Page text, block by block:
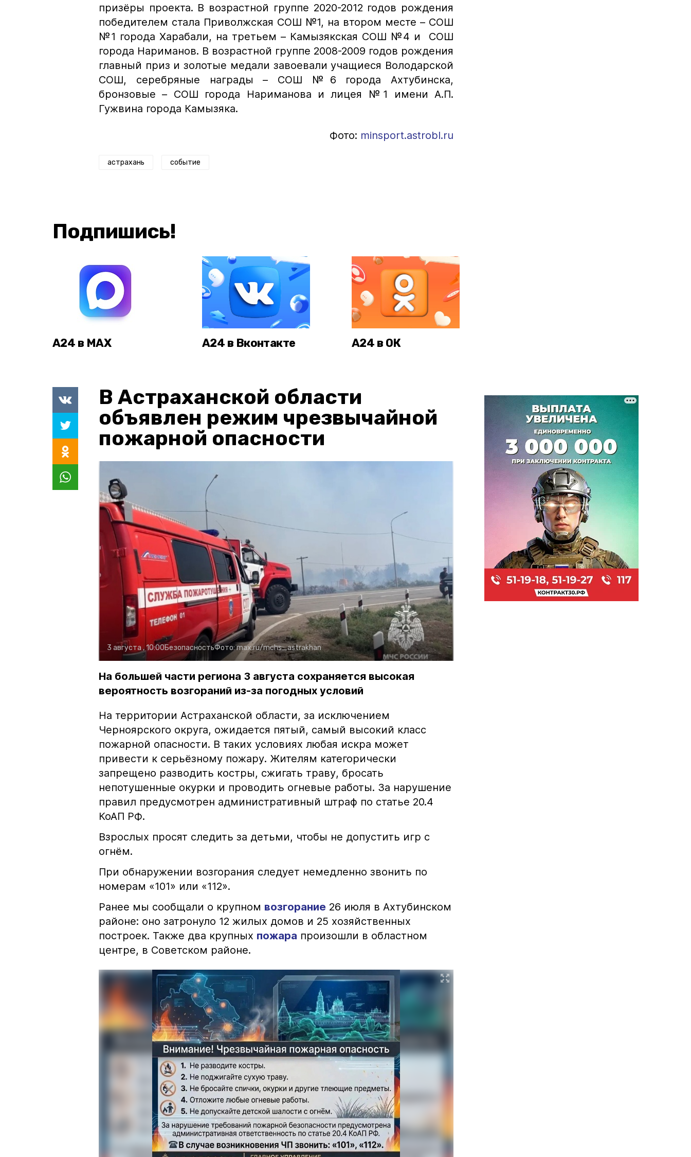
призёры проекта. В возрастной группе 2020-2012 годов рождения
победителем стала Приволжская СОШ №1, на втором месте – СОШ
№1 города Харабали, на третьем – Камызякская СОШ №4 и СОШ
города Нариманов. В возрастной группе 2008-2009 годов рождения
главный приз и золотые медали завоевали учащиеся Володарской
СОШ, серебряные награды – СОШ №6 города Ахтубинска,
бронзовые – СОШ города Нариманова и лицея №1 имени А.П.
Гужвина города Камызяка.
Фото: minsport.astrobl.ru
астрахань событие
Подпишись!
А24 в MAX А24 в Вконтакте А24 в ОК
В Астраханской области
объявлен режим чрезвычайной
пожарной опасности
3 августа , 10:00БезопасностьФото:max.ru/mchs_astrakhan
На большей части региона 3 августа сохраняется высокая
вероятность возгораний из-за погодных условий
На территории Астраханской области, за исключением
Черноярского округа, ожидается пятый, самый высокий класс
пожарной опасности. В таких условиях любая искра может
привести к серьёзному пожару. Жителям категорически
запрещено разводить костры, сжигать траву, бросать
непотушенные окурки и проводить огневые работы. За нарушение
правил предусмотрен административный штраф по статье 20.4
КоАП РФ.
Взрослых просят следить за детьми, чтобы не допустить игр с
огнём.
При обнаружении возгорания следует немедленно звонить по
номерам «101» или «112».
Ранее мы сообщали о крупном возгорание 26 июля в Ахтубинском
районе: оно затронуло 12 жилых домов и 25 хозяйственных
построек. Также два крупных пожара произошли в областном
центре, в Советском районе.